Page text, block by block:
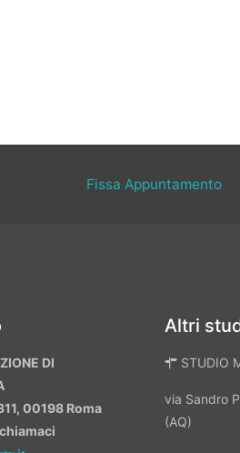
Fissa Appuntamento
DI
00198 Roma
Altri
STUDIO
via Sandro
(AQ)